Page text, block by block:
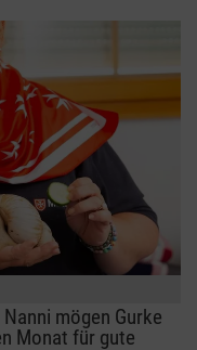
mögen Gurke
Monat für gute